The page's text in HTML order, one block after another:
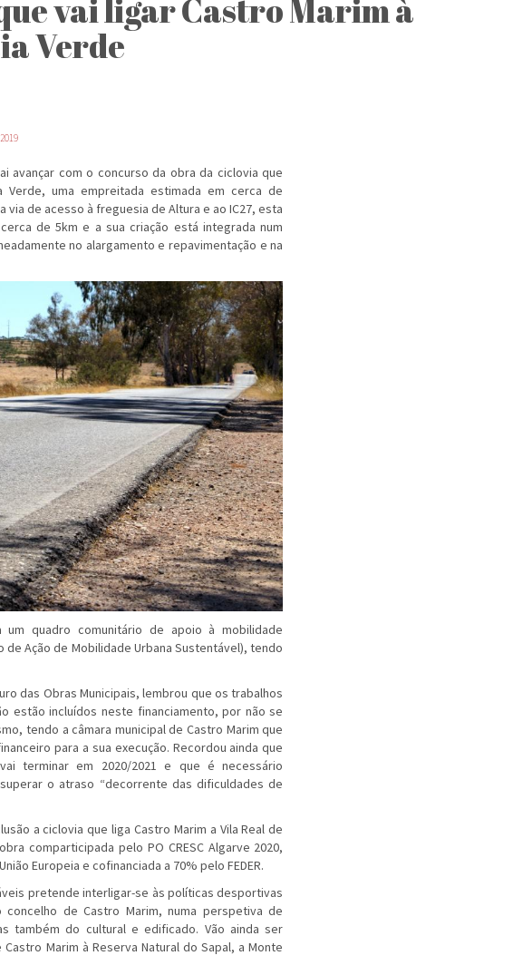
vai ligar Castro Marim à
Verde
avançar com o concurso da obra da ciclovia que
uma empreitada estimada em cerca de
a via de acesso à freguesia de Altura e ao IC27, esta
de 5km e a sua criação está integrada num
no alargamento e repavimentação e na
quadro comunitário de apoio à mobilidade
de Ação de Mobilidade Urbana Sustentável), tendo
das Obras Municipais, lembrou que os trabalhos
estão incluídos neste financiamento, por não se
tendo a câmara municipal de Castro Marim que
para a sua execução. Recordou ainda que
terminar em 2020/2021 e que é necessário
o atraso “decorrente das dificuldades de
a ciclovia que liga Castro Marim a Vila Real de
comparticipada pelo PO CRESC Algarve 2020,
Europeia e cofinanciada a 70% pelo FEDER.
pretende interligar-se às políticas desportivas
de Castro Marim, numa perspetiva de
também do cultural e edificado. Vão ainda ser
Marim à Reserva Natural do Sapal, a Monte